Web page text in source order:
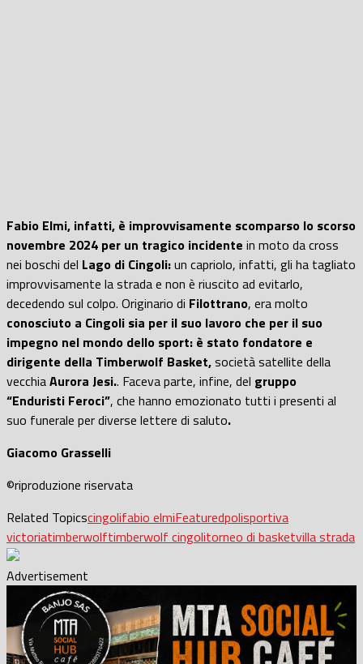
Fabio Elmi, infatti, è improvvisamente scomparso lo scorso
novembre 2024 per un tragico incidente in moto da cross
nei boschi del Lago di Cingoli:un capriolo, infatti, gli ha tagliato
improvvisamente la strada e non è riuscito ad evitarlo,
decedendo sul colpo. Originario di Filottrano, era molto
conosciuto a Cingoli sia per il suo lavoro che per il suo
impegno nel mondo dello sport: è stato fondatore e
dirigente della Timberwolf Basket,società satellite della
vecchiaAurora Jesi.. Faceva parte, infine, del gruppo
“Enduristi Feroci”, che hanno emozionato tutti i presenti al
suo funerale per diverse lettere di saluto.
Giacomo Grasselli
©riproduzione riservata
Related Topicscingolifabio elmiFeaturedpolisportiva
victoriatimberwolftimberwolf cingolitorneo di basketvilla strada
Advertisement